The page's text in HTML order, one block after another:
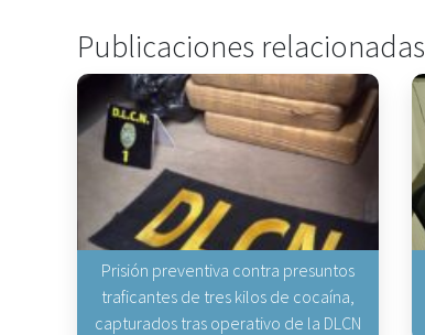
Publicaciones relacionadas
Prisión preventiva contra presuntos
traficantes de tres kilos de cocaína,
capturados tras operativo de la DLCN